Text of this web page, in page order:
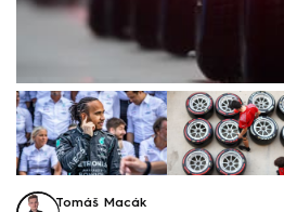
Tomáš Macák